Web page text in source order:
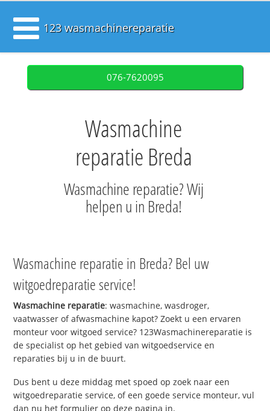
123 wasmachinereparatie
076-7620095
Wasmachine
reparatie Breda
Wasmachine reparatie? Wij
helpen u in Breda!
Wasmachine reparatie in Breda? Bel uw
witgoedreparatie service!
Wasmachine reparatie: wasmachine, wasdroger,
vaatwasser of afwasmachine kapot? Zoekt u een ervaren
monteur voor witgoed service? 123Wasmachinereparatie is
de specialist op het gebied van witgoedservice en
reparaties bij u in de buurt.
Dus bent u deze middag met spoed op zoek naar een
witgoedreparatie service, of een goede service monteur, vul
dan nu het formulier op deze pagina in.